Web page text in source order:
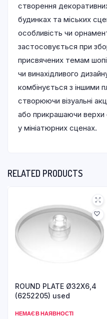
створення
будинках та міських
особливість чи
застосовується при
присвячених темам
чи винахідливого
комбінується з іншими
створюючи візуальні
або прикрашаючи верхи
у мініатюрних сценах.
RELATED PRODUCTS
ROUND PLATE Ø32X6,4
(6252205) used
НЕМАЄ В НАЯВНОСТІ